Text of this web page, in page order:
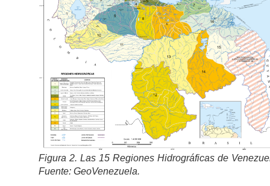
Figura 2. Las 15 Regiones Hidrográficas de
Fuente: GeoVenezuela.